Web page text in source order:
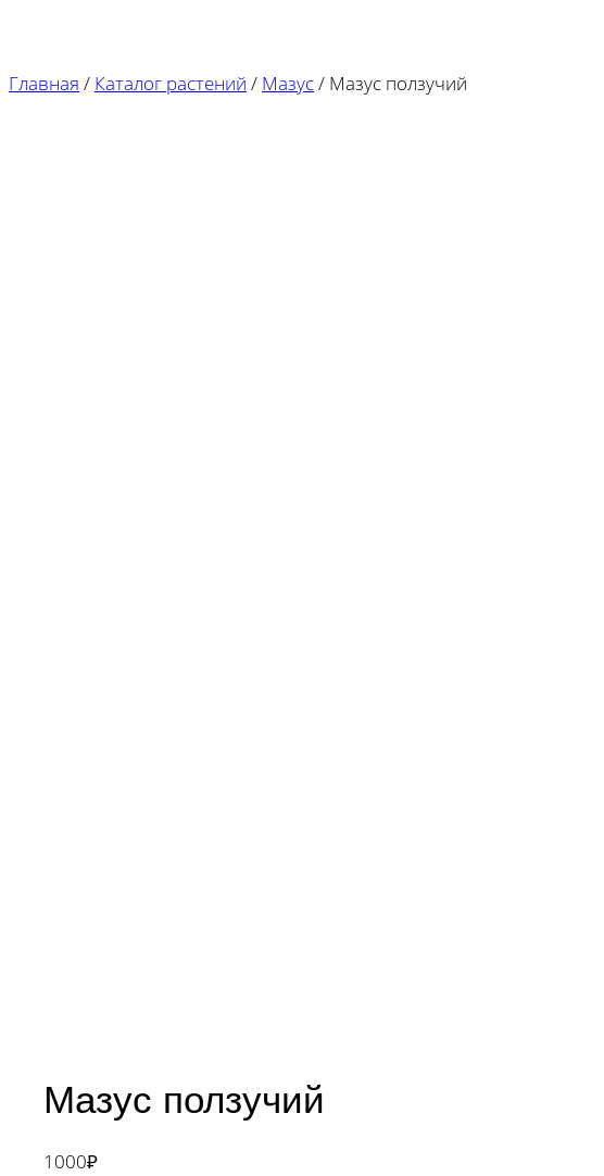
Главная / Каталог растений / Мазус/ Мазус ползучий
Мазус ползучий
1000₽